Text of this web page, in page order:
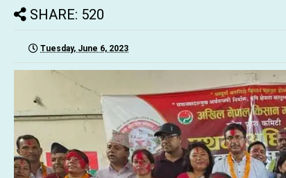
SHARE: 520
Tuesday, June 6, 2023